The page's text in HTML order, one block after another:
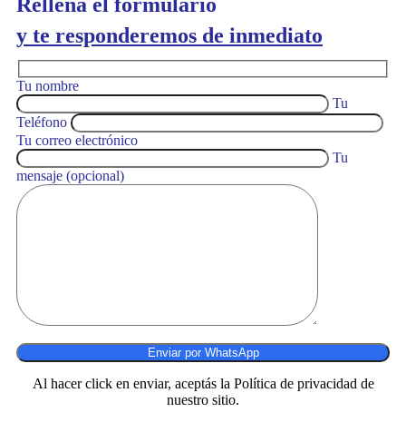
Rellena el formulario
y te responderemos de inmediato
Tu nombre
Tu
Teléfono
Tu correo electrónico
Tu
mensaje (opcional)
Al hacer click en enviar, aceptás la Política de privacidad de
nuestro sitio.